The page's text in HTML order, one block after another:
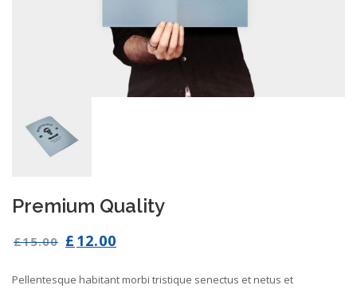
Premium Quality
£15.00 £ 12.00
Pellentesque habitant morbi tristique senectus et netus et